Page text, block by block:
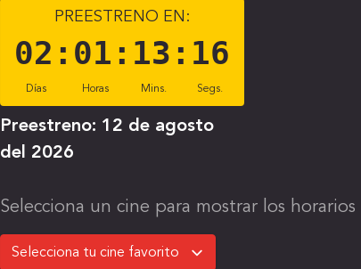
PREESTRENO EN:
02 :
Días
01 :
Horas
13 :
Mins.
15
Segs.
Preestreno: 12 de agosto
del 2026
Selecciona un cine para mostrar los